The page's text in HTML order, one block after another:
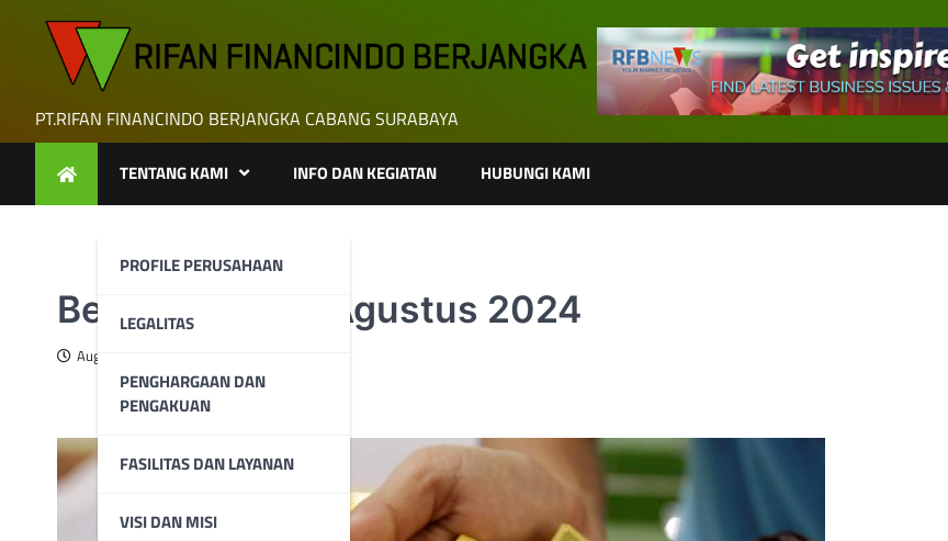
PT.RIFAN FINANCINDO BERJANGKA CABANG SURABAYA
TENTANG KAMI
PROFILE PERUSAHAAN
LEGALITAS
PENGHARGAAN DAN
PENGAKUAN
FASILITAS DAN LAYANAN
VISI DAN MISI
INFO DAN KEGIATAN HUBUNGI KAMI
Berita Emas 13 Agustus 2024
August 13, 2024